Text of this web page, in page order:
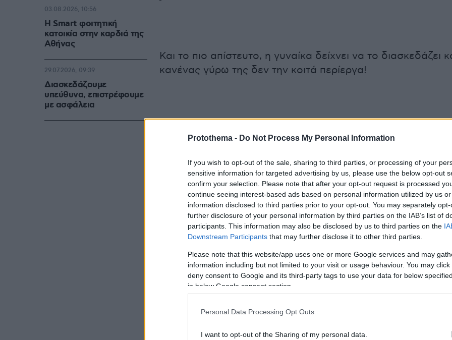
Protothema - Do Not Process My Personal Information
If you wish to opt-out of the sale, sharing to third parties, or processing of your
sensitive information for targeted advertising by us, please use the below opt-out
confirm your selection. Please note that after your opt-out request is processed
continue seeing interest-based ads based on personal information utilized by us
information disclosed to third parties prior to your opt-out. You may separately
further disclosure of your personal information by third parties on the IAB’s list of
participants. This information may also be disclosed by us to third parties on the
Downstream Participants that may further disclose it to other third parties.
Please note that this website/app uses one or more Google services and may
information including but not limited to your visit or usage behaviour. You may
deny consent to Google and its third-party tags to use your data for below
in below Google consent section.
Personal Data Processing Opt Outs
I want to opt-out of the Sharing of my personal data.
Και το πιο απίστευτο, η γυναίκα δείχνει να το διασκεδάζει
κανένας γύρω της δεν την κοιτά περίεργα!
Η Smart φοιτητική
κατοικία στην καρδιά της
Αθήνας
03.08.2026, 10:56
Διασκεδάζουμε
υπεύθυνα, επιστρέφουμε
με ασφάλεια
29.07.2026, 09:39